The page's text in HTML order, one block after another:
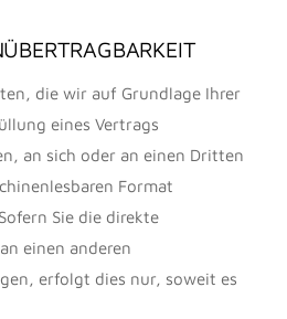
die wir auf Grundlage Ihrer
eines Vertrags
an sich oder an einen Dritten
Format
Sie die direkte
einen anderen
erfolgt dies nur, soweit es